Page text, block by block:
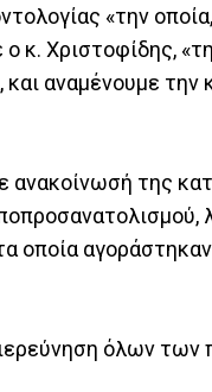
«την
Χριστοφίδης,
και αναμένουμε
της
οποία
όλων